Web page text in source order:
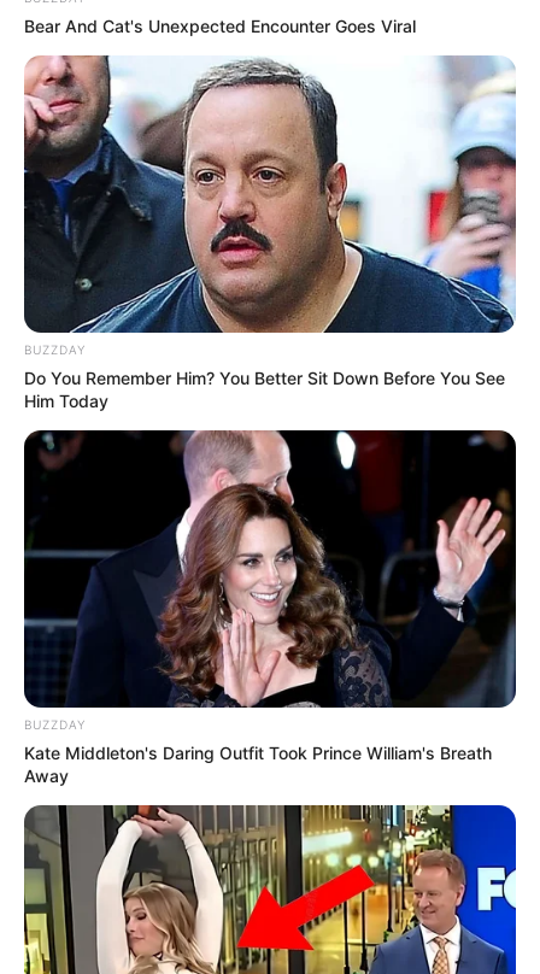
Bear And Cat's Unexpected Encounter Goes Viral
BUZZDAY
Do You Remember Him? You Better Sit Down Before You See
Him Today
BUZZDAY
Kate Middleton's Daring Outfit Took Prince William's Breath
Away